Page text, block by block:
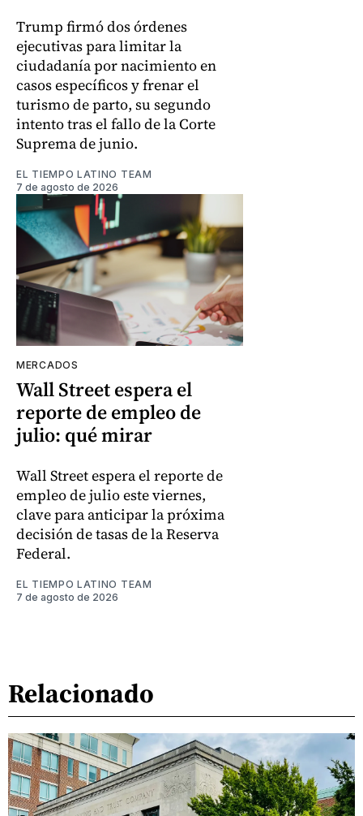
Trump firmó dos órdenes
ejecutivas para limitar la
ciudadanía por nacimiento en
casos específicos y frenar el
turismo de parto, su segundo
intento tras el fallo de la Corte
Suprema de junio.
EL TIEMPO LATINO TEAM
7 de agosto de 2026
MERCADOS
Wall Street espera el
reporte de empleo de
julio: qué mirar
Wall Street espera el reporte de
empleo de julio este viernes,
clave para anticipar la próxima
decisión de tasas de la Reserva
Federal.
EL TIEMPO LATINO TEAM
7 de agosto de 2026
Relacionado